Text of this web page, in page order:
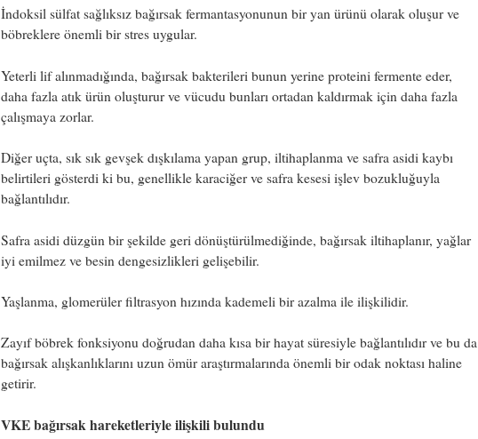
İndoksil sülfat sağlıksız bağırsak fermantasyonunun bir yan ürünü olarak oluşur ve
böbreklere önemli bir stres uygular.
Yeterli lif alınmadığında, bağırsak bakterileri bunun yerine proteini fermente eder,
daha fazla atık ürün oluşturur ve vücudu bunları ortadan kaldırmak için daha fazla
çalışmaya zorlar.
Diğer uçta, sık sık gevşek dışkılama yapan grup, iltihaplanma ve safra asidi kaybı
belirtileri gösterdi ki bu, genellikle karaciğer ve safra kesesi işlev bozukluğuyla
bağlantılıdır.
Safra asidi düzgün bir şekilde geri dönüştürülmediğinde, bağırsak iltihaplanır, yağlar
iyi emilmez ve besin dengesizlikleri gelişebilir.
Yaşlanma, glomerüler filtrasyon hızında kademeli bir azalma ile ilişkilidir.
Zayıf böbrek fonksiyonu doğrudan daha kısa bir hayat süresiyle bağlantılıdır ve bu da
bağırsak alışkanlıklarını uzun ömür araştırmalarında önemli bir odak noktası haline
getirir.
VKE bağırsak hareketleriyle ilişkili bulundu